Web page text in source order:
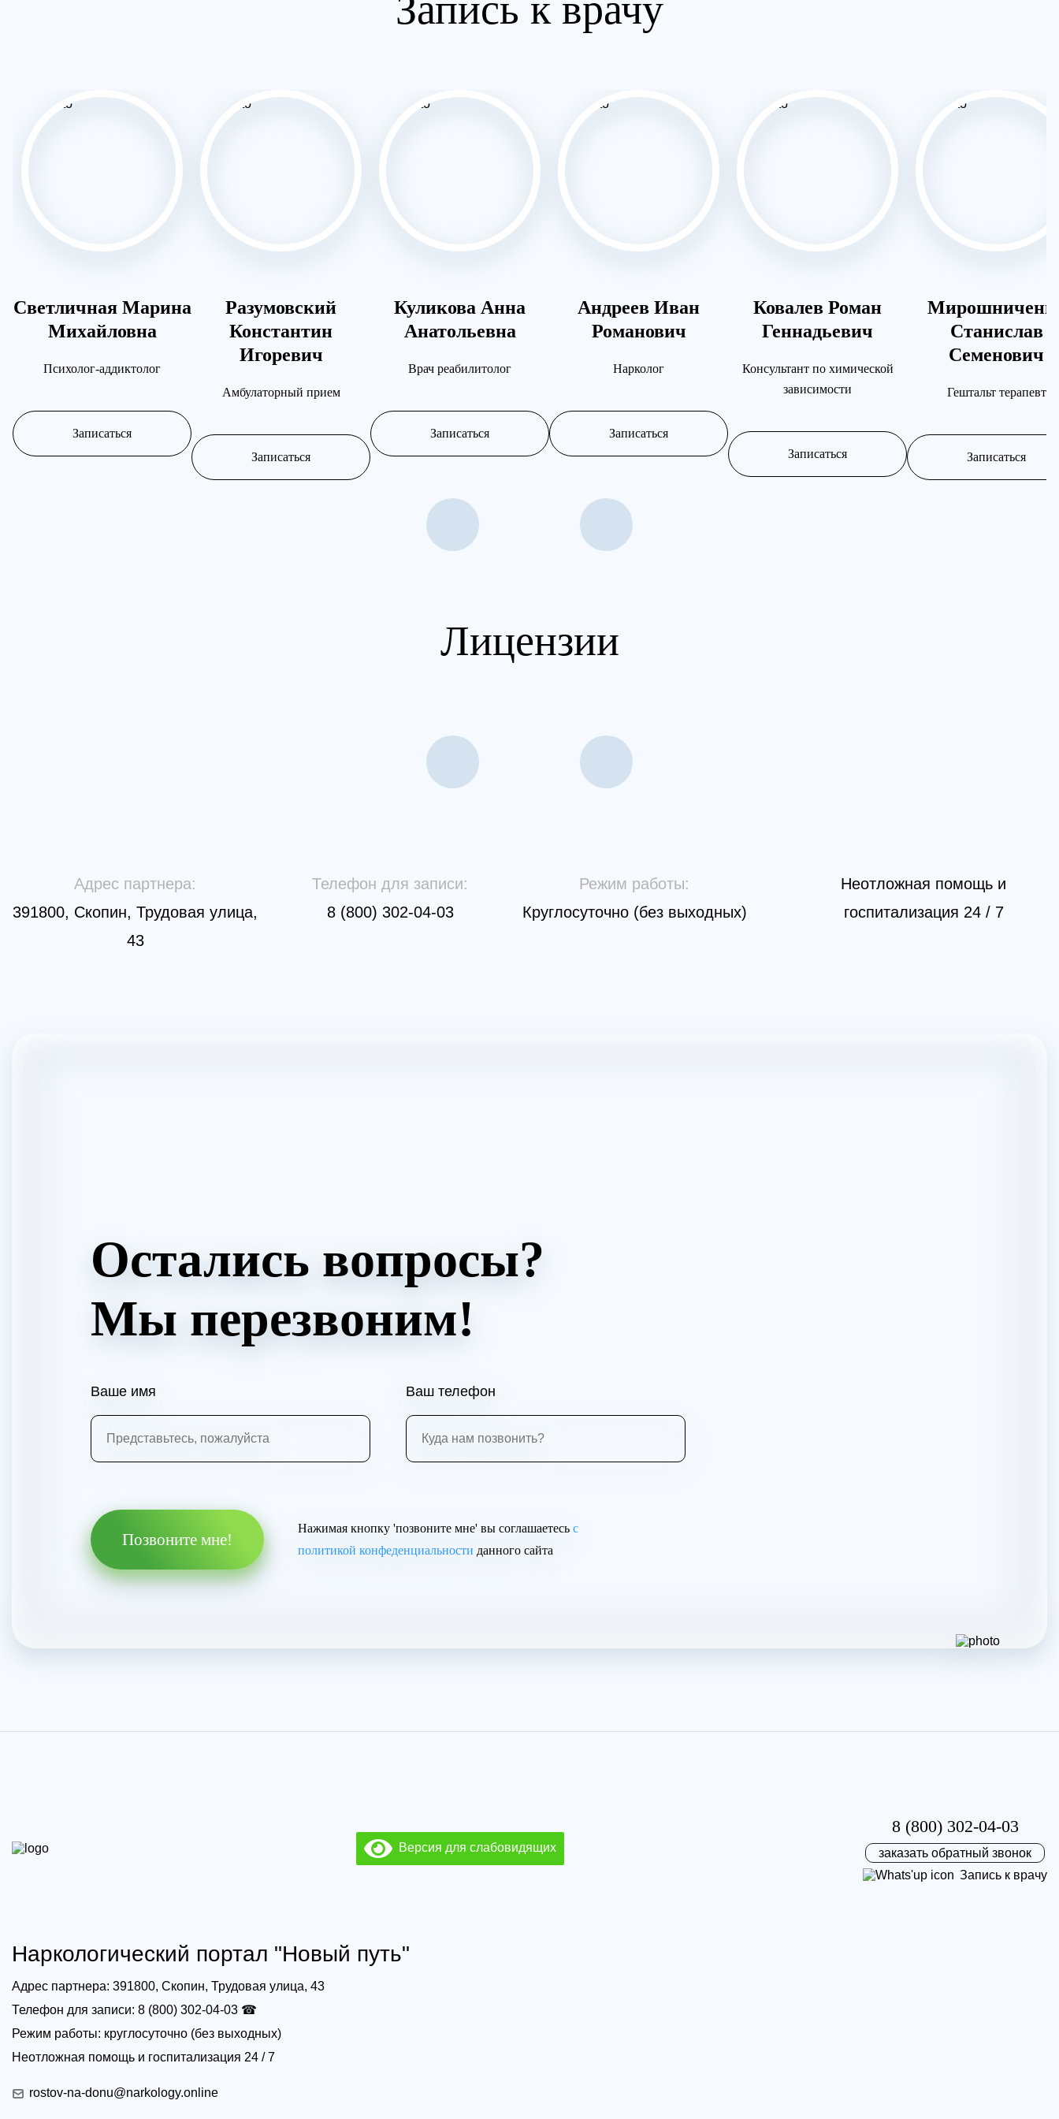
Запись к врачу
Светличная Марина
Михайловна
Психолог-аддиктолог
Записаться
Разумовский
Константин
Игоревич
Амбулаторный прием
Записаться
Куликова Анна
Анатольевна
Врач реабилитолог
Записаться
Андреев Иван
Романович
Нарколог
Записаться
Ковалев Роман
Геннадьевич
Консультант по химической
зависимости
Записаться
Станислав
Семенович
Гештальт терапевт
Записаться
Лицензии
Адрес партнера:
391800, Скопин, Трудовая улица,
43
Телефон для записи:
8 (800) 302-04-03
Режим работы:
Круглосуточно (без выходных)
Неотложная помощь и
госпитализация 24 / 7
Остались вопросы?
Мы перезвоним!
Ваше имя Ваш телефон
Позвоните мне!
Нажимая кнопку 'позвоните мне' вы соглашаетесь с
политикой конфеденциальности данного сайта
Версия для слабовидящих
8 (800) 302-04-03
заказать обратный звонок
Запись к врачу
Наркологический портал "Новый путь"
Адрес партнера: 391800, Скопин, Трудовая улица, 43
Телефон для записи: 8 (800) 302-04-03 ☎
Режим работы: круглосуточно (без выходных)
Неотложная помощь и госпитализация 24 / 7
rostov-na-donu@narkology.online